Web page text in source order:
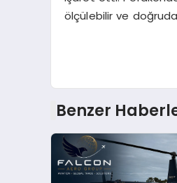
ölçülebilir ve
Benzer